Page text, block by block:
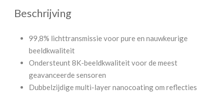
Beschrijving
99,8% lichttransmissie voor pure en nauwkeurige
beeldkwaliteit
Ondersteunt 8K-beeldkwaliteit voor de meest
geavanceerde sensoren
Dubbelzijdige multi-layer nanocoating om reflecties